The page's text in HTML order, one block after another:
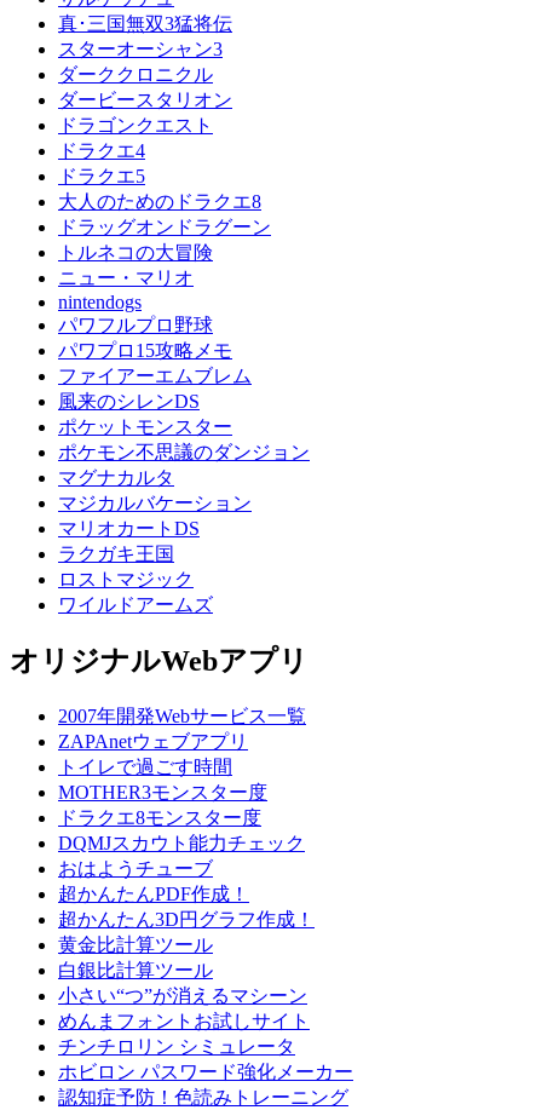
真･三国無双3猛将伝
スターオーシャン3
ダーククロニクル
ダービースタリオン
ドラゴンクエスト
ドラクエ4
ドラクエ5
大人のためのドラクエ8
ドラッグオンドラグーン
トルネコの大冒険
ニュー・マリオ
nintendogs
パワフルプロ野球
パワプロ15攻略メモ
ファイアーエムブレム
風来のシレンDS
ポケットモンスター
ポケモン不思議のダンジョン
マグナカルタ
マジカルバケーション
マリオカートDS
ラクガキ王国
ロストマジック
ワイルドアームズ
オリジナルWebアプリ
2007年開発Webサービス一覧
ZAPAnetウェブアプリ
トイレで過ごす時間
MOTHER3モンスター度
ドラクエ8モンスター度
DQMJスカウト能力チェック
おはようチューブ
超かんたんPDF作成！
超かんたん3D円グラフ作成！
黄金比計算ツール
白銀比計算ツール
小さい“つ”が消えるマシーン
めんまフォントお試しサイト
チンチロリン シミュレータ
ホビロン パスワード強化メーカー
認知症予防！色読みトレーニング